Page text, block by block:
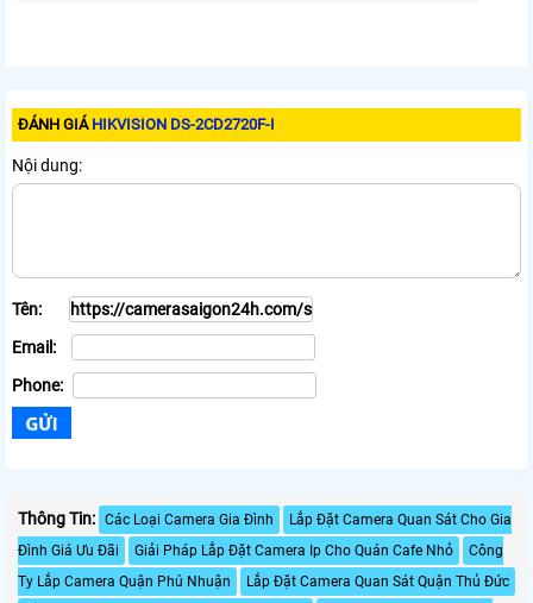
ĐÁNH GIÁ HIKVISION DS-2CD2720F-I
Nội dung:
Tên:
Email:
Phone:
Thông Tin: Các Loại Camera Gia Đình
Lắp Đặt Camera Quan Sát Cho Gia
Đình Giá Ưu Đãi
Giải Pháp Lắp Đặt Camera Ip Cho Quán Cafe Nhỏ
Công
Ty Lắp Camera Quận Phú Nhuận
Lắp Đặt Camera Quan Sát Quận Thủ Đức